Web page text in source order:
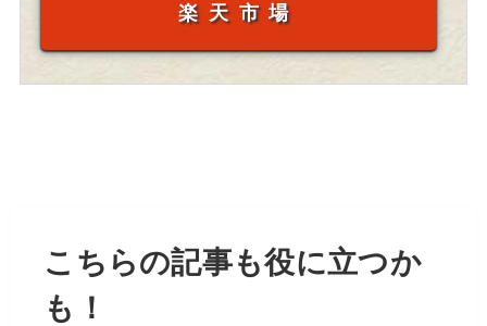
楽天市場
こちらの記事も役に立つか
も！